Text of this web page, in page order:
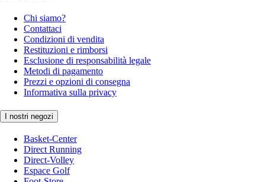
Chi siamo?
Contattaci
Condizioni di vendita
Restituzioni e rimborsi
Esclusione di responsabilità legale
Metodi di pagamento
Prezzi e opzioni di consegna
Informativa sulla privacy
I nostri negozi
Basket-Center
Direct Running
Direct-Volley
Espace Golf